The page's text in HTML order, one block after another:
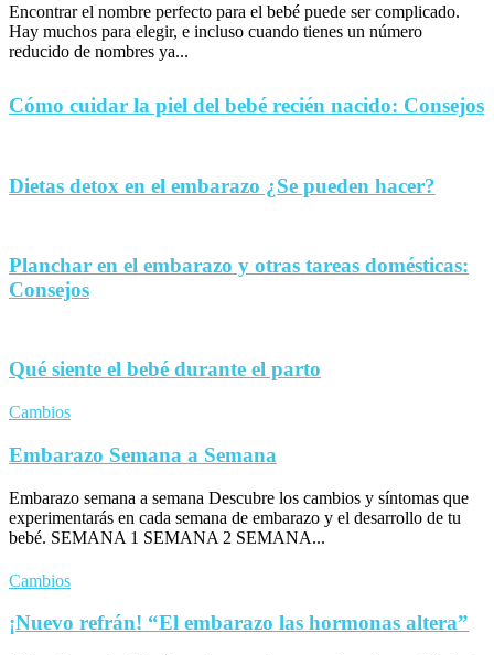
Encontrar el nombre perfecto para el bebé puede ser complicado.
Hay muchos para elegir, e incluso cuando tienes un número
reducido de nombres ya...
Cómo cuidar la piel del bebé recién nacido: Consejos
Dietas detox en el embarazo ¿Se pueden hacer?
Planchar en el embarazo y otras tareas domésticas:
Consejos
Qué siente el bebé durante el parto
Cambios
Embarazo Semana a Semana
Embarazo semana a semana Descubre los cambios y síntomas que
experimentarás en cada semana de embarazo y el desarrollo de tu
bebé. SEMANA 1 SEMANA 2 SEMANA...
Cambios
¡Nuevo refrán! “El embarazo las hormonas altera”